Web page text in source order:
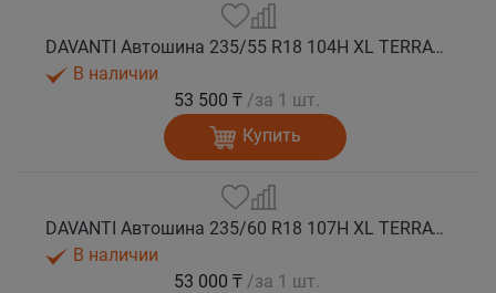
DAVANTI Автошина 235/55 R18 104H XL TERRATOURA A/T RWL RPR M+S
В наличии
53 500 ₸ /за 1 шт.
Купить
DAVANTI Автошина 235/60 R18 107H XL TERRATOURA A/T RWL RPR M+S
В наличии
53 000 ₸ /за 1 шт.